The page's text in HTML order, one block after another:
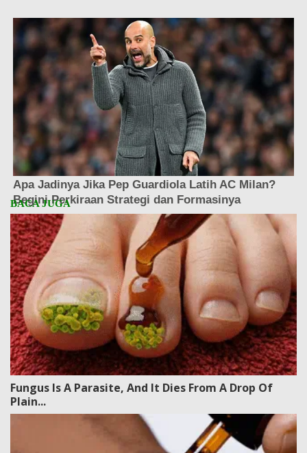
Fungus Is A Parasite, And It Dies From A Drop Of
Plain...